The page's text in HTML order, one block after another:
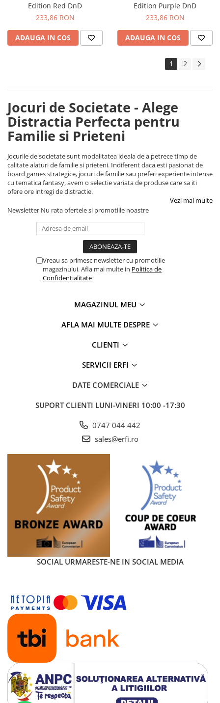
Edition Red DnD
233,86 RON
ADAUGA IN COS
Edition Purple DnD
233,86 RON
ADAUGA IN COS
1 2
Jocuri de Societate - Alege
Distractia Perfecta pentru
Familie si Prieteni
Jocurile de societate sunt modalitatea ideala de a petrece timp de
calitate alaturi de familie si prieteni. Indiferent daca esti pasionat de
board games strategice, jocuri de familie sau preferi experiente intense
cu tematica fantasy, avem o selectie variata de produse care sa iti
ofere ore intregi de distractie.
Vezi mai multe
Newsletter Nu rata ofertele si promotiile noastre
Vreau sa primesc newsletter cu promotiile
magazinului. Afla mai multe in Politica de
Confidentialitate
MAGAZINUL MEU
AFLA MAI MULTE DESPRE
CLIENTI
SERVICII ERFI
DATE COMERCIALE
SUPORT CLIENTI LUNI-VINERI 10:00 -17:30
0747 044 442
sales@erfi.ro
SOCIAL URMARESTE-NE IN SOCIAL MEDIA